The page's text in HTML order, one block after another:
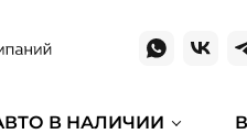
В НАЛИЧИИ